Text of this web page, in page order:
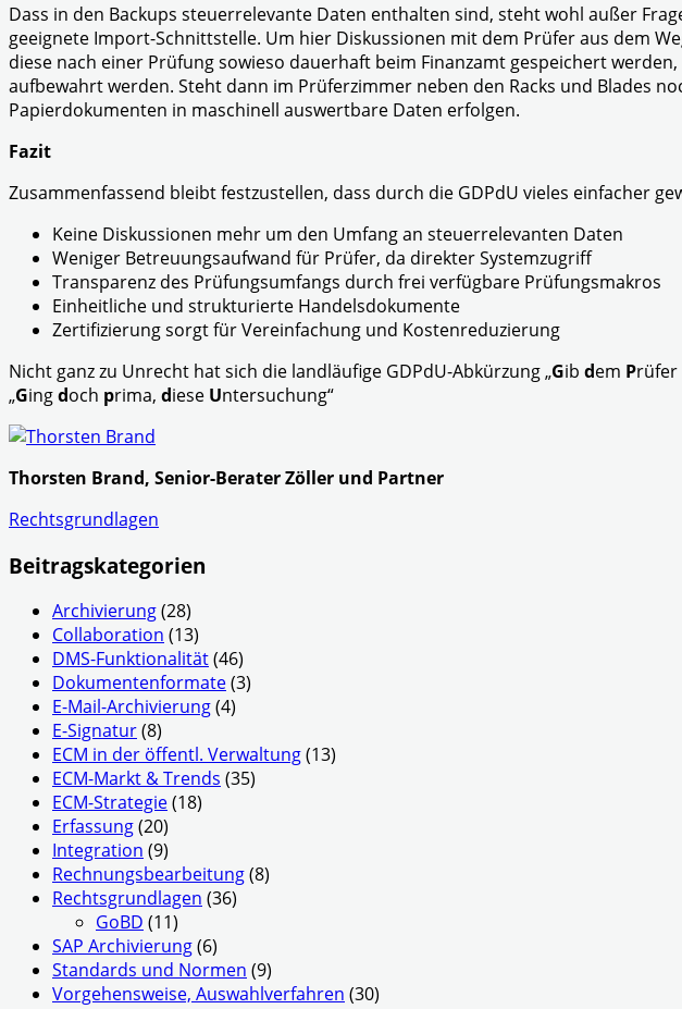
Dass in den Backups steuerrelevante Daten enthalten sind, steht wohl außer
geeignete Import-Schnittstelle. Um hier Diskussionen mit dem Prüfer aus dem
diese nach einer Prüfung sowieso dauerhaft beim Finanzamt gespeichert
aufbewahrt werden. Steht dann im Prüferzimmer neben den Racks und Blades
Papierdokumenten in maschinell auswertbare Daten erfolgen.
Fazit
Zusammenfassend bleibt festzustellen, dass durch die GDPdU vieles einfacher
Keine Diskussionen mehr um den Umfang an steuerrelevanten Daten
Weniger Betreuungsaufwand für Prüfer, da direkter Systemzugriff
Transparenz des Prüfungsumfangs durch frei verfügbare Prüfungsmakros
Einheitliche und strukturierte Handelsdokumente
Zertifizierung sorgt für Vereinfachung und Kostenreduzierung
Nicht ganz zu Unrecht hat sich die landläufige GDPdU-Abkürzung „Gib dem Prüfer
„Gingdoch prima, diese Untersuchung“
Thorsten Brand, Senior-Berater Zöller und Partner
Rechtsgrundlagen
Beitragskategorien
Archivierung(28)
Collaboration (13)
DMS-Funktionalität(46)
Dokumentenformate(3)
E-Mail-Archivierung(4)
E-Signatur(8)
ECM in der öffentl. Verwaltung(13)
ECM-Markt & Trends (35)
ECM-Strategie(18)
Erfassung(20)
Integration (9)
Rechnungsbearbeitung(8)
Rechtsgrundlagen (36)
GoBD (11)
SAP Archivierung(6)
Standards und Normen (9)
Vorgehensweise, Auswahlverfahren (30)